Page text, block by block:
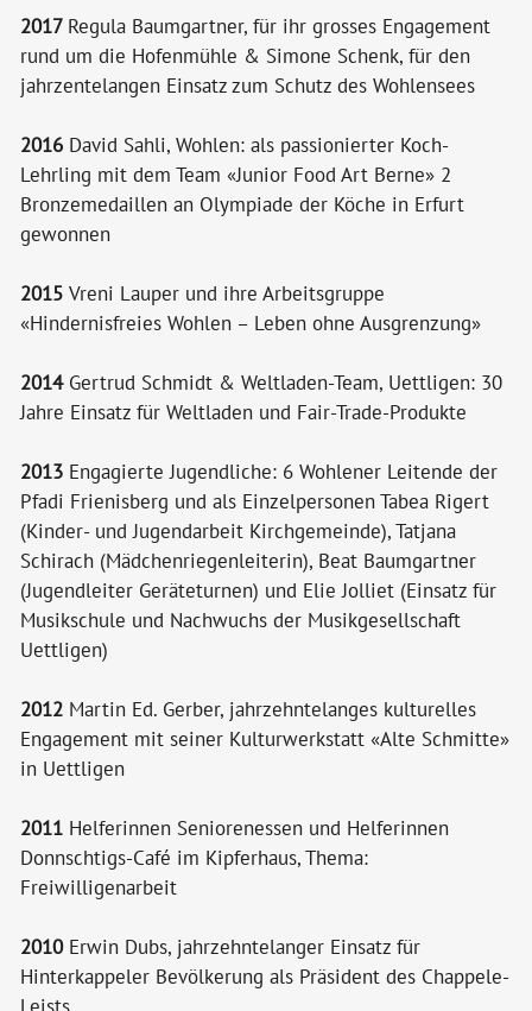
2017 Regula Baumgartner, für ihr grosses Engagement
rund um die Hofenmühle & Simone Schenk, für den
jahrzentelangen Einsatz zum Schutz des Wohlensees
2016 David Sahli, Wohlen: als passionierter Koch-
Lehrling mit dem Team «Junior Food Art Berne» 2
Bronzemedaillen an Olympiade der Köche in Erfurt
gewonnen
2015 Vreni Lauper und ihre Arbeitsgruppe
«Hindernisfreies Wohlen – Leben ohne Ausgrenzung»
2014 Gertrud Schmidt & Weltladen-Team, Uettligen: 30
Jahre Einsatz für Weltladen und Fair-Trade-Produkte
2013 Engagierte Jugendliche: 6 Wohlener Leitende der
Pfadi Frienisberg und als Einzelpersonen Tabea Rigert
(Kinder- und Jugendarbeit Kirchgemeinde), Tatjana
Schirach (Mädchenriegenleiterin), Beat Baumgartner
(Jugendleiter Geräteturnen) und Elie Jolliet (Einsatz für
Musikschule und Nachwuchs der Musikgesellschaft
Uettligen)
2012 Martin Ed. Gerber, jahrzehntelanges kulturelles
Engagement mit seiner Kulturwerkstatt «Alte Schmitte»
in Uettligen
2011 Helferinnen Seniorenessen und Helferinnen
Donnschtigs-Café im Kipferhaus, Thema:
Freiwilligenarbeit
2010 Erwin Dubs, jahrzehntelanger Einsatz für
Hinterkappeler Bevölkerung als Präsident des Chappele-